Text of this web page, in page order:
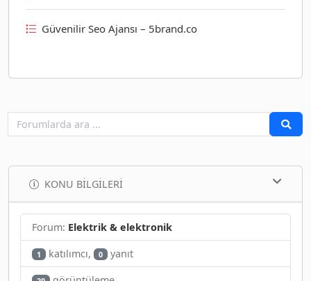
Güvenilir Seo Ajansı – 5brand.co
KONU BILGILERI
Forum: Elektrik & elektronik
1 katılımcı, 0 yanıt